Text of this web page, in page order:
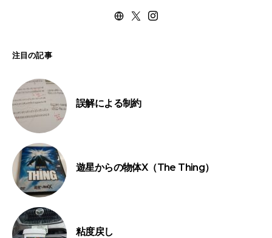
注目の記事
誤解による制約
遊星からの物体X（The Thing）
粘度戻し